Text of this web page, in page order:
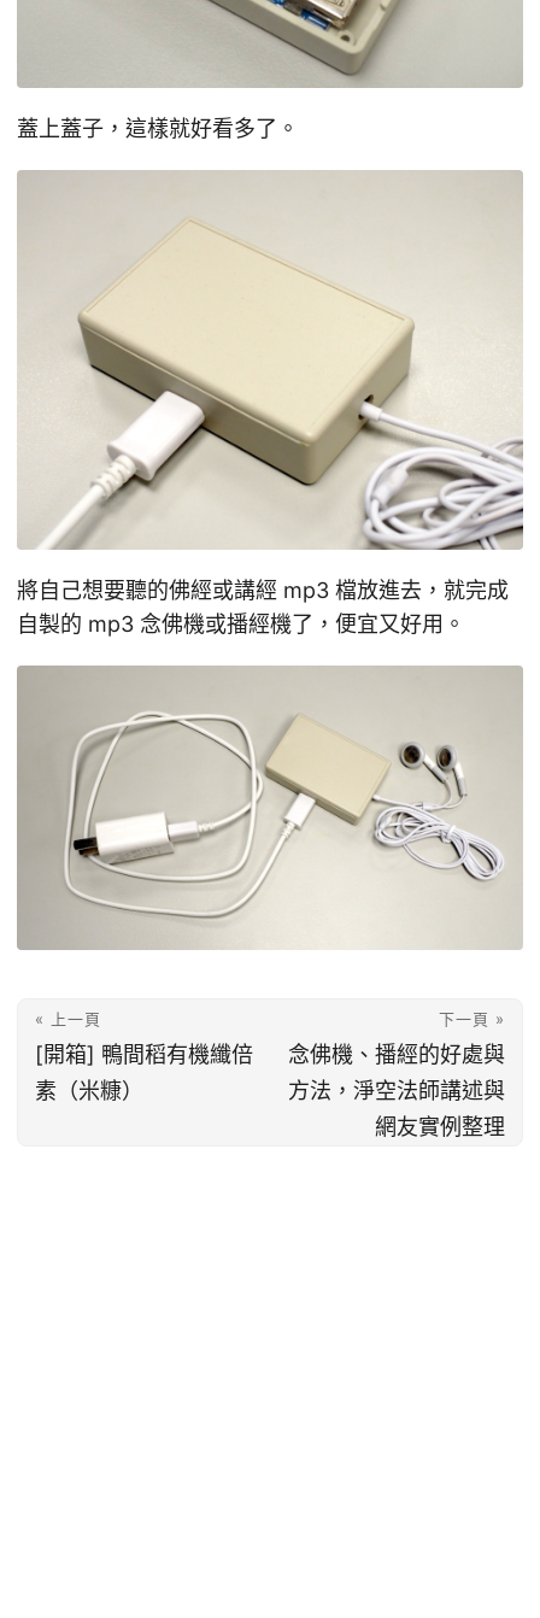
蓋上蓋子，這樣就好看多了。
將自己想要聽的佛經或講經 mp3 檔放進去，就完成
自製的 mp3 念佛機或播經機了，便宜又好用。
« 上一頁
[開箱] 鴨間稻有機纖倍
素（米糠）
下一頁 »
念佛機、播經的好處與
方法，淨空法師講述與
網友實例整理